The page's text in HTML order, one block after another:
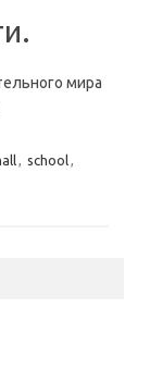
мира
, school,